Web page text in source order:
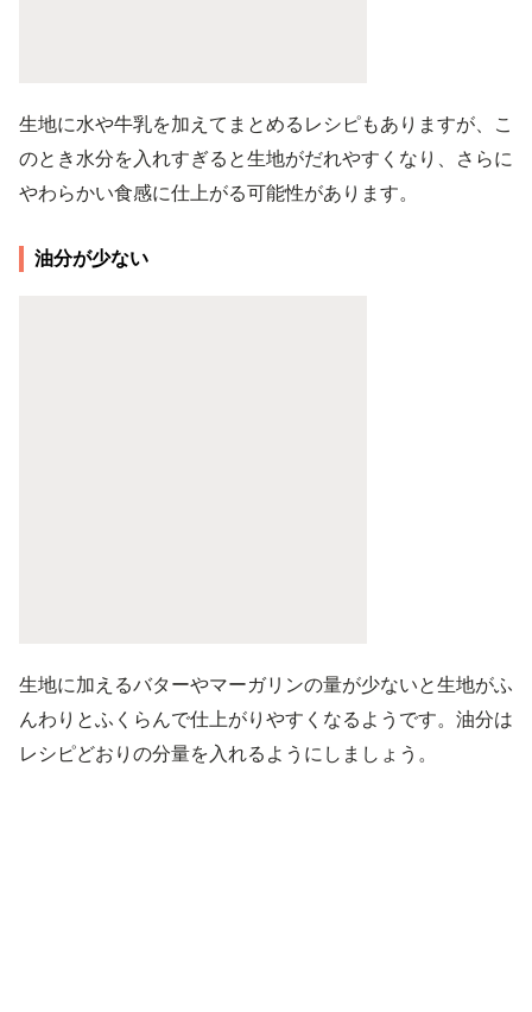
生地に水や牛乳を加えてまとめるレシピもありますが、こ
のとき水分を入れすぎると生地がだれやすくなり、さらに
やわらかい食感に仕上がる可能性があります。
油分が少ない
生地に加えるバターやマーガリンの量が少ないと生地がふ
んわりとふくらんで仕上がりやすくなるようです。油分は
レシピどおりの分量を入れるようにしましょう。